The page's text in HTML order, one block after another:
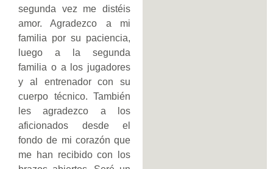
segunda vez me distéis
amor. Agradezco a mi
familia por su paciencia,
luego a la segunda
familia o a los jugadores
y al entrenador con su
cuerpo técnico. También
les agradezco a los
aficionados desde el
fondo de mi corazón que
me han recibido con los